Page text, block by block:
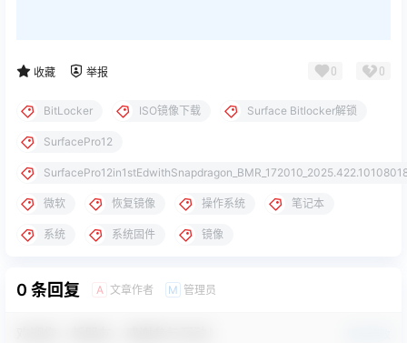
收藏 举报 0 0
BitLocker ISO镜像下载 Surface Bitlocker解锁
SurfacePro12
微软 恢复镜像 操作系统 笔记本
系统 系统固件 镜像
0 条回复 A 文章作者 M 管理员